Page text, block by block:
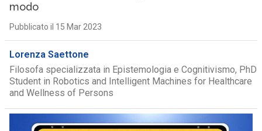
modo
Pubblicato il 15 Mar 2023
Lorenza Saettone
Filosofa specializzata in Epistemologia e Cognitivismo, PhD
Student in Robotics and Intelligent Machines for Healthcare
and Wellness of Persons